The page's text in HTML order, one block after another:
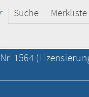
Suche Merkliste
1564